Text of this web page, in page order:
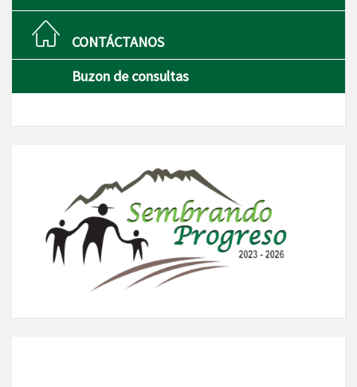
CONTÁCTANOS
Buzon de consultas